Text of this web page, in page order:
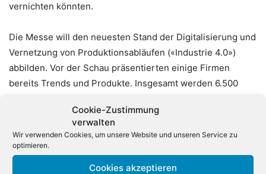
Cookie-Zustimmung
verwalten
Wir verwenden Cookies, um unsere Website und unseren Service zu
optimieren.
Cookies akzeptieren
vernichten könnten.
Die Messe will den neuesten Stand der Digitalisierung und
Vernetzung von Produktionsabläufen («Industrie 4.0»)
abbilden. Vor der Schau präsentierten einige Firmen
bereits Trends und Produkte. Insgesamt werden 6.500
vergangenen Jahr waren es rund 5.800 Aussteller, 210.000
Besucher informierten sich auf der Messe. Laut Köckler
stieg die Ausstellerzahl auch wegen des Endes der
Digitalmesse Cebit. Partnerland ist in diesem Jahr